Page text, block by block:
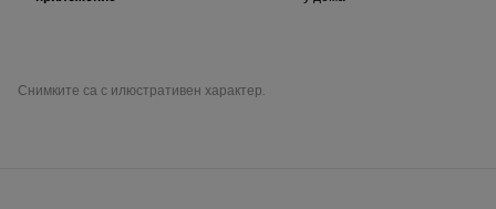
Снимките са с илюстративен характер.